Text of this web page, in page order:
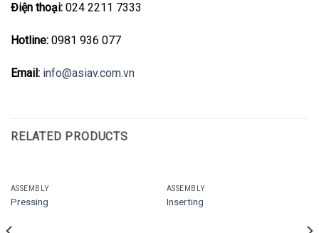
Điện thoại: 024 2211 7333
Hotline: 0981 936 077
Email: info@asiav.com.vn
RELATED PRODUCTS
ASSEMBLY
Pressing
ASSEMBLY
Inserting